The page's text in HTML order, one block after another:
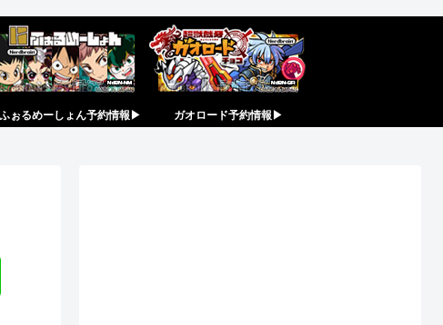
ぉるめーしょん予約情報▶︎ ガオロード予約情報▶︎